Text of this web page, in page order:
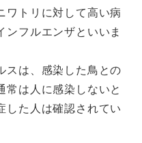
ワトリに対して高い病
ンフルエンザといいま
スは、感染した鳥との
常は人に感染しないと
した人は確認されてい